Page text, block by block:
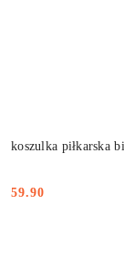
koszulka piłkarska
Cena:
59.90